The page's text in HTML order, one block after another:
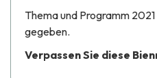
Thema und Programm
gegeben.
Verpassen Sie diese